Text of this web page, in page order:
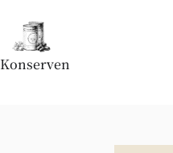
Konserven